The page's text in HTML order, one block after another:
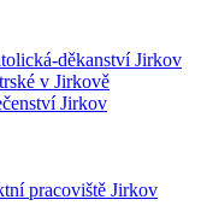
děkanství Jirkov
v Jirkově
Jirkov
pracoviště Jirkov